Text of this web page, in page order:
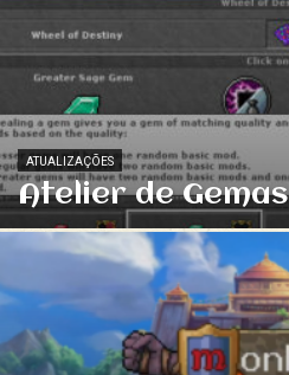
ATUALIZAÇÕES
Atelier de Gemas